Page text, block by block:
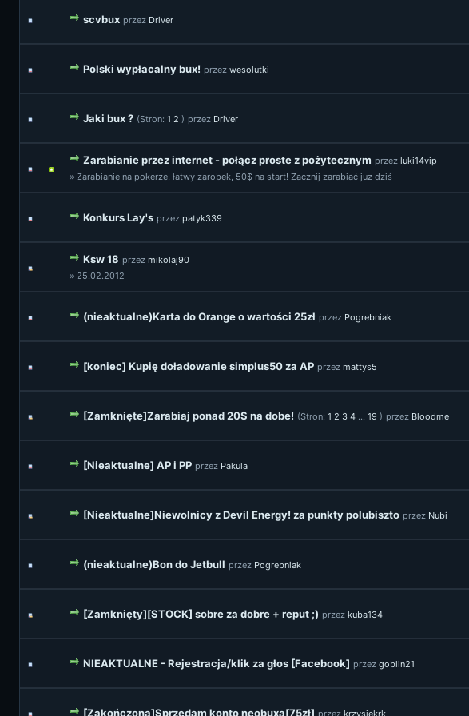
scvbux przez Driver
Polski wypłacalny bux! przez wesolutki
Jaki bux ? (Stron: 1 2 ) przez Driver
Zarabianie przez internet - połącz proste z pożytecznym przez luki14vip
» Zarabianie na pokerze, łatwy zarobek, 50$ na start! Zacznij zarabiać juz dziś
Konkurs Lay's przez patyk339
Ksw 18 przez mikolaj90
» 25.02.2012
(nieaktualne)Karta do Orange o wartości 25zł przez Pogrebniak
[koniec] Kupię doładowanie simplus50 za AP przez mattys5
[Zamknięte]Zarabiaj ponad 20$ na dobe! (Stron: 1 2 3 4 ... 19 ) przez Bloodme
[Nieaktualne] AP i PP przez Pakula
[Nieaktualne]Niewolnicy z Devil Energy! za punkty polubiszto przez Nubi
(nieaktualne)Bon do Jetbull przez Pogrebniak
[Zamknięty][STOCK] sobre za dobre + reput ;) przez kuba134
NIEAKTUALNE - Rejestracja/klik za głos [Facebook] przez goblin21
[Zakończona]Sprzedam konto neobuxa[75zł] przez krzysiekrk